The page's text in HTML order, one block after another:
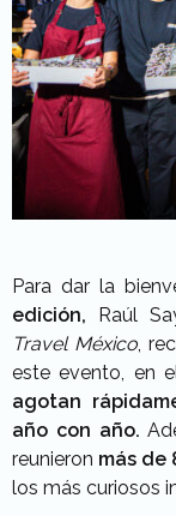
Para dar la
edición, Raúl
Travel México,
este evento, en
agotan
año con año.
reunieron más de
los más curiosos